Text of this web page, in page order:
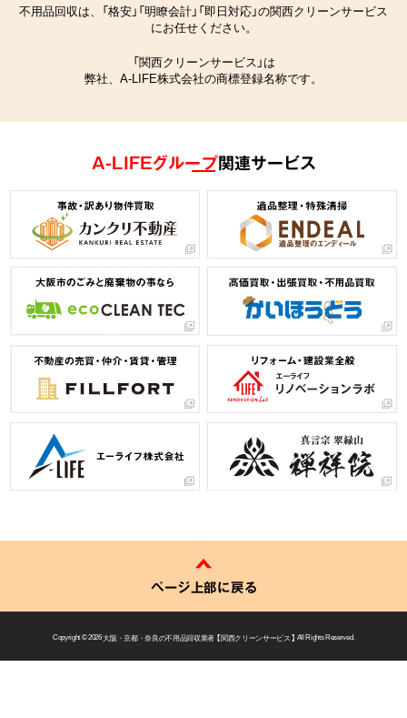
不用品回収は、「格安」「明瞭会計」「即日対応」の関西クリーンサービス
にお任せください。
「関西クリーンサービス」は
弊社、A-LIFE株式会社の商標登録名称です。
A-LIFEグループ関連サービス
ページ上部に戻る
Copyright © 2026大阪・京都・奈良の不用品回収業者 【 関西クリーンサービス 】 All Rights Reserved.